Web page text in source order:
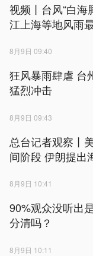
视频丨台风“白海
江上海等地风雨
8月9日 09:40
狂风暴雨肆虐 台
猛烈冲击
8月9日 09:43
总台记者观察丨
间阶段 伊朗
8月9日 10:41
90%观众没听出
分清吗？
8月9日 10:11